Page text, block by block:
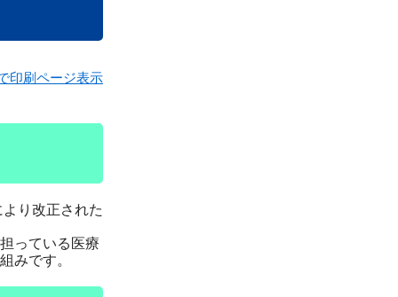
印刷ページ表示
り改正された
っている医療
みです。